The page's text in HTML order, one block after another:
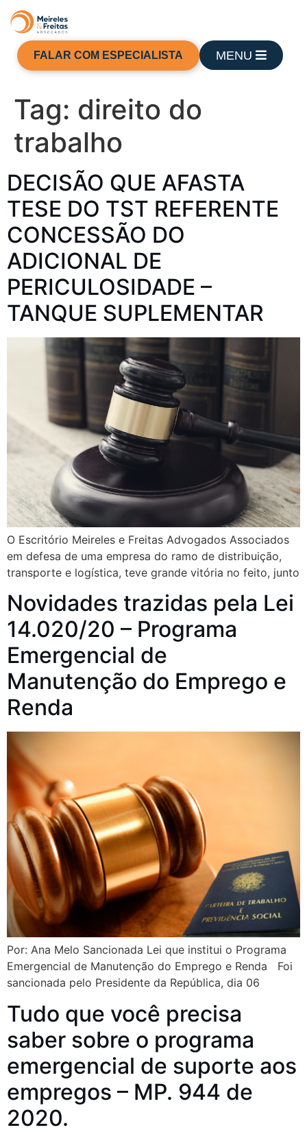
FALAR COM ESPECIALISTA MENU
Tag: direito do
trabalho
DECISÃO QUE AFASTA
TESE DO TST REFERENTE
CONCESSÃO DO
ADICIONAL DE
PERICULOSIDADE –
TANQUE SUPLEMENTAR
O Escritório Meireles e Freitas Advogados Associados
em defesa de uma empresa do ramo de distribuição,
transporte e logística, teve grande vitória no feito, junto
Novidades trazidas pela Lei
14.020/20 – Programa
Emergencial de
Manutenção do Emprego e
Renda
Por: Ana Melo Sancionada Lei que institui o Programa
Emergencial de Manutenção do Emprego e Renda Foi
sancionada pelo Presidente da República, dia 06
Tudo que você precisa
saber sobre o programa
emergencial de suporte aos
empregos – MP. 944 de
2020.